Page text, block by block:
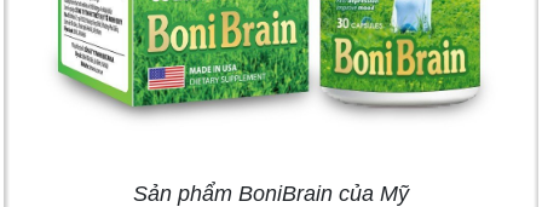
Sản phẩm BoniBrain của Mỹ